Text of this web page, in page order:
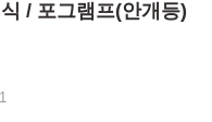
/ 포그램프(안개등)